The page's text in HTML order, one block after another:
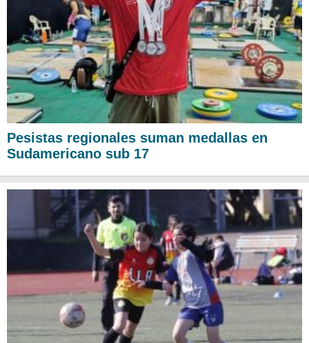
Pesistas regionales suman medallas en
Sudamericano sub 17